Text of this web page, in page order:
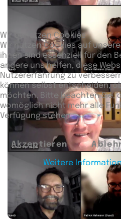
Wir benutzen Cookies
Wir nutzen Cookies auf
ihnen sind essenziell für den
andere uns helfen, diese
Nutzererfahrung zu
können selbst entscheiden,
möchten. Bitte beachten Sie,
womöglich nicht mehr alle
Verfügung stehen.
Akzeptieren
Weitere